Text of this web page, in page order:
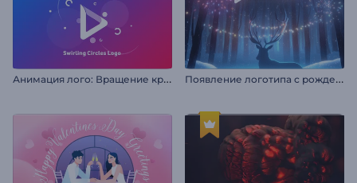
А
нимация лого: Вращение кружков П
оявление логотипа с рождественским оленем